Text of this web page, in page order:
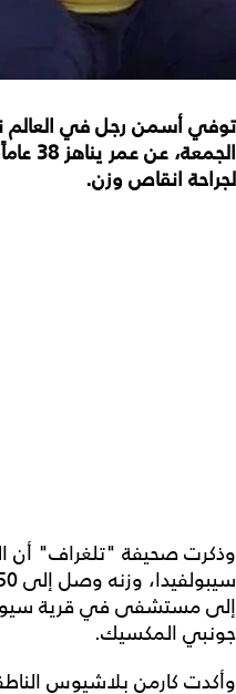
توفي أسمن رجل في العالم
لجراحة انقاص وزن.
وذكرت صحيفة "تلغراف" أن
إلى مستشفى في قرية
جونبي المكسيك.
وأكدت كارمن بلاشيوس